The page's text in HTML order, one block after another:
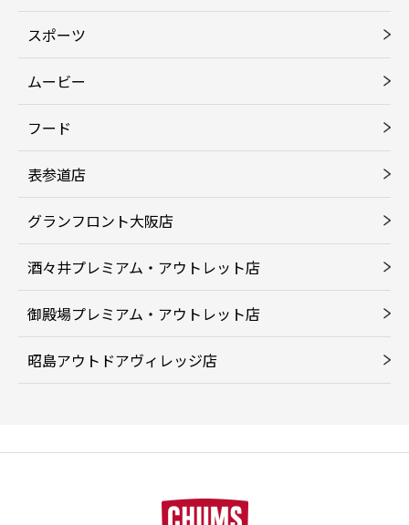
スポーツ
ムービー
フード
表参道店
グランフロント大阪店
酒々井プレミアム・アウトレット店
御殿場プレミアム・アウトレット店
昭島アウトドアヴィレッジ店